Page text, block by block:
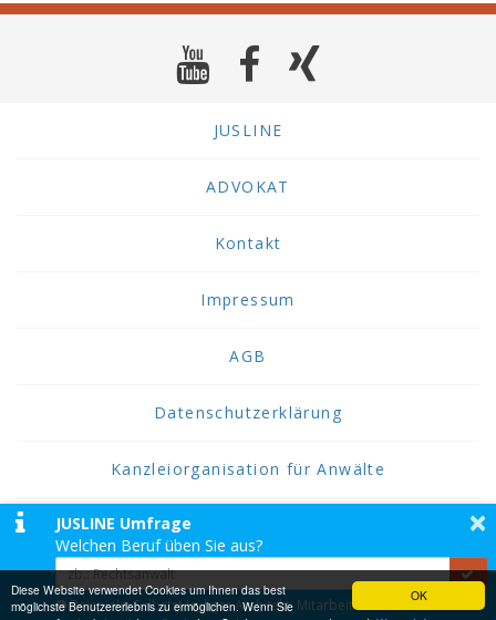
OK
Diese Website verwendet Cookies um Ihnen das best
möglichste Benutzererlebnis zu ermöglichen. Wenn Sie
JUSLINE
ADVOKAT
Kontakt
Impressum
AGB
Datenschutzerklärung
Kanzleiorganisation für Anwälte
JUSLINE® ist eine Marke der ADVOKAT
Unternehmensberatung Greiter & Greiter GmbH.
×
JUSLINE Umfrage
Welchen Beruf üben Sie aus?
Beispiele: Selbstständiger Architekt, Mitarbeiter einer